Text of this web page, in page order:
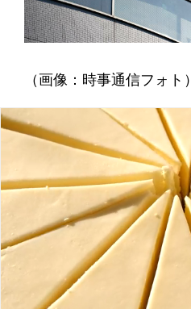
（画像：時事通信フォト）